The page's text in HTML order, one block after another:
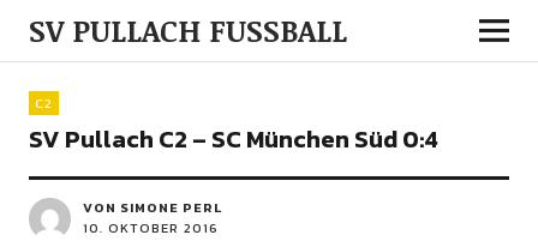
SV PULLACH FUSSBALL
C2
SV Pullach C2 – SC München Süd 0:4
VON SIMONE PERL
10. OKTOBER 2016